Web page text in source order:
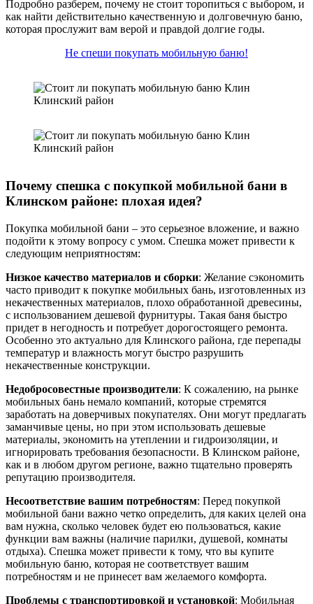
Подробно разберем, почему не стоит торопиться с выбором, и
как найти действительно качественную и долговечную баню,
которая прослужит вам верой и правдой долгие годы.
Не спеши покупать мобильную баню!
Почему спешка с покупкой мобильной бани в
Клинском районе: плохая идея?
Покупка мобильной бани – это серьезное вложение, и важно
подойти к этому вопросу с умом. Спешка может привести к
следующим неприятностям:
Низкое качество материалов и сборки: Желание сэкономить
часто приводит к покупке мобильных бань, изготовленных из
некачественных материалов, плохо обработанной древесины,
с использованием дешевой фурнитуры. Такая баня быстро
придет в негодность и потребует дорогостоящего ремонта.
Особенно это актуально для Клинского района, где перепады
температур и влажность могут быстро разрушить
некачественные конструкции.
Недобросовестные производители: К сожалению, на рынке
мобильных бань немало компаний, которые стремятся
заработать на доверчивых покупателях. Они могут предлагать
заманчивые цены, но при этом использовать дешевые
материалы, экономить на утеплении и гидроизоляции, и
игнорировать требования безопасности. В Клинском районе,
как и в любом другом регионе, важно тщательно проверять
репутацию производителя.
Несоответствие вашим потребностям: Перед покупкой
мобильной бани важно четко определить, для каких целей она
вам нужна, сколько человек будет ею пользоваться, какие
функции вам важны (наличие парилки, душевой, комнаты
отдыха). Спешка может привести к тому, что вы купите
мобильную баню, которая не соответствует вашим
потребностям и не принесет вам желаемого комфорта.
Проблемы с транспортировкой и установкой: Мобильная